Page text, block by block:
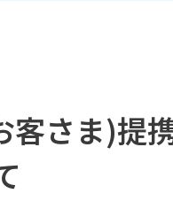
さま)提